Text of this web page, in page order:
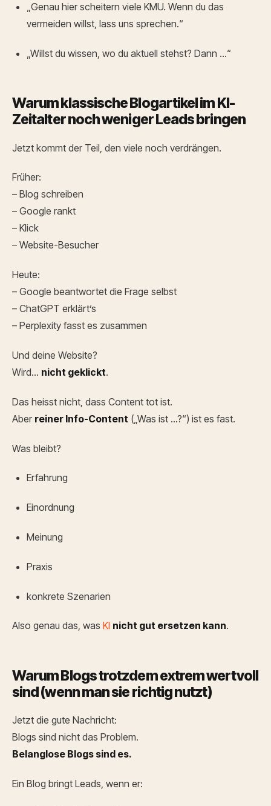
„Genau hier scheitern viele KMU. Wenn du das
vermeiden willst, lass uns sprechen.“
„Willst du wissen, wo du aktuell stehst? Dann …“
Warum klassische Blogartikel im KI-
Zeitalter noch weniger Leads bringen
Jetzt kommt der Teil, den viele noch verdrängen.
Früher:
– Blog schreiben
– Google rankt
– Klick
– Website-Besucher
Heute:
– Google beantwortet die Frage selbst
– ChatGPT erklärt’s
– Perplexity fasst es zusammen
Und deine Website?
Wird… nicht geklickt.
Das heisst nicht, dass Content tot ist.
Aber reiner Info-Content („Was ist …?“) ist es fast.
Was bleibt?
Erfahrung
Einordnung
Meinung
Praxis
konkrete Szenarien
Also genau das, was KI nicht gut ersetzen kann.
Warum Blogs trotzdem extrem wertvoll
sind (wenn man sie richtig nutzt)
Jetzt die gute Nachricht:
Blogs sind nicht das Problem.
Belanglose Blogs sind es.
Ein Blog bringt Leads, wenn er: